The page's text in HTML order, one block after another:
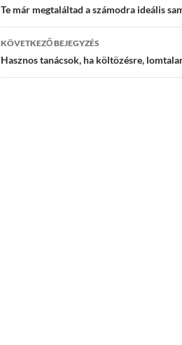
navigációja
Te már megtaláltad a számodra ideális
KÖVETKEZŐ BEJEGYZÉS
Hasznos tanácsok, ha költözésre,